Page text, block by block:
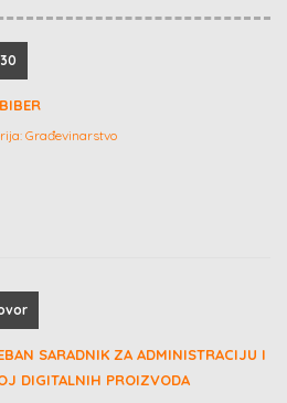
Građevinarstvo
SARADNIK ZA ADMINISTRACIJU I
DIGITALNIH PROIZVODA